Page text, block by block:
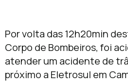
Por volta das 12h20min
Corpo de Bombeiros, foi
atender um acidente de
próximo a Eletrosul em